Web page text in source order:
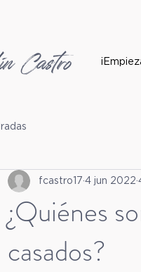
¿Quiénes
casados?
fcastro17 4 jun 2022